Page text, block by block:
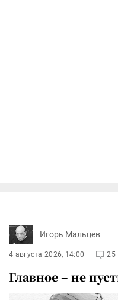
Игорь Мальцев
4 августа 2026, 14:00 25
Главное – не